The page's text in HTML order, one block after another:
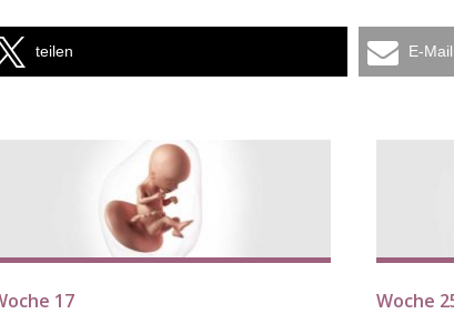
teilen E-Mail
17
Woche